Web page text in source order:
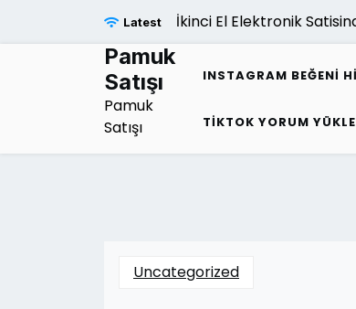
Latest
İkinci El Elektronik Satisinda
Pamuk
Satışı
Pamuk
Satışı
INSTAGRAM BEĞENI
TIKTOK YORUM
Uncategorized